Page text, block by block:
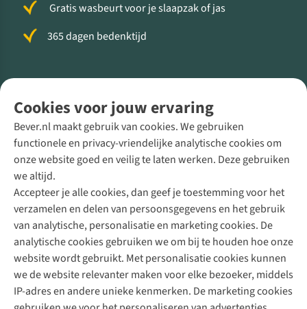
Cookies voor jouw ervaring
Bever.nl maakt gebruik van cookies. We gebruiken
functionele en privacy-vriendelijke analytische cookies om
onze website goed en veilig te laten werken. Deze gebruiken
we altijd.
Accepteer je alle cookies, dan geef je toestemming voor het
verzamelen en delen van persoonsgegevens en het gebruik
van analytische, personalisatie en marketing cookies. De
analytische cookies gebruiken we om bij te houden hoe onze
website wordt gebruikt. Met personalisatie cookies kunnen
we de website relevanter maken voor elke bezoeker, middels
IP-adres en andere unieke kenmerken. De marketing cookies
Gratis wasbeurt voor je slaapzak of jas
365 dagen bedenktijd
Direct advies van een Buitenexpert
+31 (0)85 888 50 88
+31 6 12 28 49 80
Contactformulier